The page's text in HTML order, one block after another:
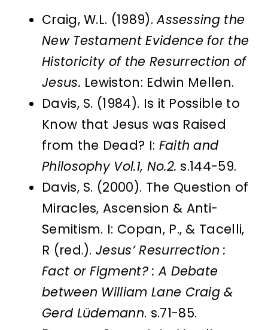
Craig, W.L. (1989).Assessing the
New Testament Evidence for the
Historicity of the Resurrection of
Jesus. Lewiston: Edwin Mellen.
Davis, S. (1984). Is it Possible to
Know that Jesus was Raised
from the Dead? I: Faith and
Philosophy Vol.1, No.2. s.144-59.
Davis, S. (2000). The Question of
Miracles, Ascension & Anti-
Semitism. I: Copan, P., & Tacelli,
R (red.).Jesus’ Resurrection :
Fact or Figment? : A Debate
between William Lane Craig &
Gerd Lüdemann. s.71-85.